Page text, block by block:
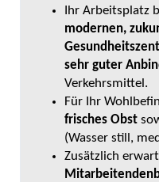
Ihr Arbeitsplatz
modernen,
sehr guter
Verkehrsmittel.
Für Ihr
frisches Obst
(Wasser still,
Zusätzlich